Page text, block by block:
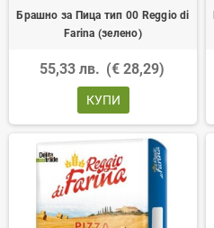
Брашно за Пица тип 00 Reggio di
Farina (зелено)
55,33 лв. (€ 28,29)
КУПИ